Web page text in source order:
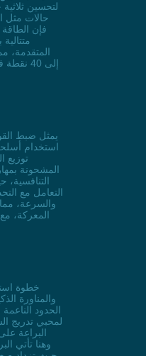
لتحسين
حالات مثل
إلى
استخدام
توزيع
المشحونة
التعامل مع
والسرعة،
والمناورة
لمحبي تدريج
البراعة